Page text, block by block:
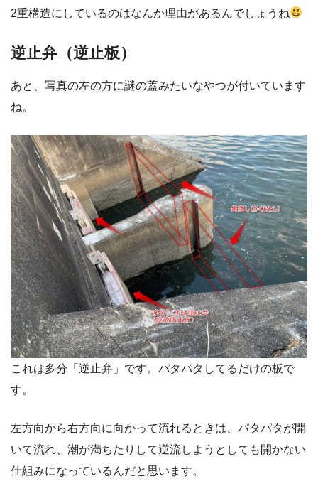
2重構造にしているのはなんか理由があるんでしょうね
逆止弁（逆止板）
あと、写真の左の方に謎の蓋みたいなやつが付いています
ね。
これは多分「逆止弁」です。パタパタしてるだけの板で
す。
左方向から右方向に向かって流れるときは、パタパタが開
いて流れ、潮が満ちたりして逆流しようとしても開かない
仕組みになっているんだと思います。